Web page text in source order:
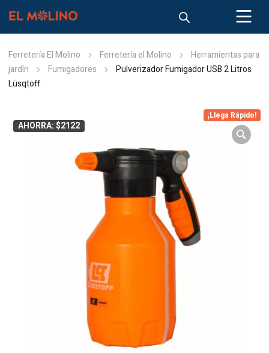
Ferretería El Molino Ferretería el Molino
Herramientas para
jardín
Fumigadores
Pulverizador Fumigador USB 2 Litros
Lüsqtoff
AHORRA: $2122
¡Llega Rápido!